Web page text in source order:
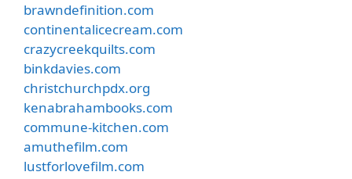
brawndefinition.com
continentalicecream.com
crazycreekquilts.com
binkdavies.com
christchurchpdx.org
kenabrahambooks.com
commune-kitchen.com
amuthefilm.com
lustforlovefilm.com